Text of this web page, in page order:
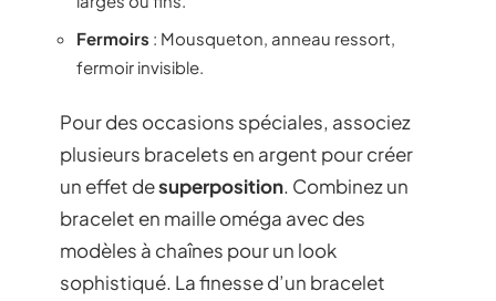
Fermoirs : Mousqueton, anneau ressort,
fermoir invisible.
Pour des occasions spéciales, associez
plusieurs bracelets en argent pour créer
un effet desuperposition. Combinez un
bracelet en maille oméga avec des
modèles à chaînes pour un look
sophistiqué. La finesse d’un bracelet